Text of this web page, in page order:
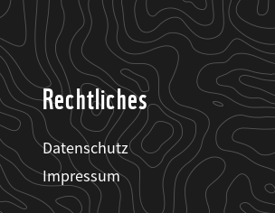
Rechtliches
Datenschutz
Impressum